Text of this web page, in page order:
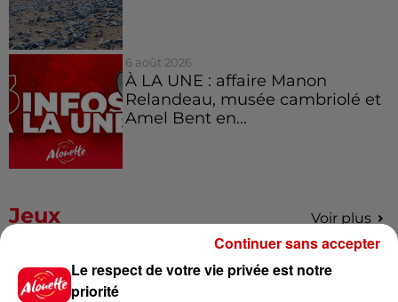
6 août 2026
À LA UNE : affaire Manon
Relandeau, musée cambriolé et
Amel Bent en...
Jeux Voir plus
Gagnez vos places pour le
Festival du Roi Arthur 2026 !
Le respect de votre vie privée est notre
priorité
Continuer sans accepter